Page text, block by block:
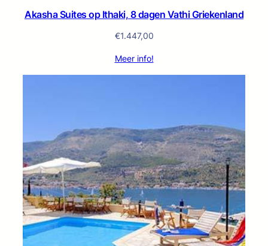
Akasha Suites op Ithaki, 8 dagen Vathi Griekenland
€1.447,00
Meer info!